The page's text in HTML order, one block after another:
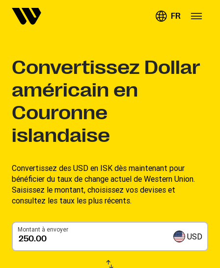
FR
Convertissez Dollar
américain en
Couronne
islandaise
Convertissez des USD en ISK dès maintenant pour
bénéficier du taux de change actuel de Western Union.
Saisissez le montant, choisissez vos devises et
consultez les taux les plus récents.
Montant à envoyer
USD